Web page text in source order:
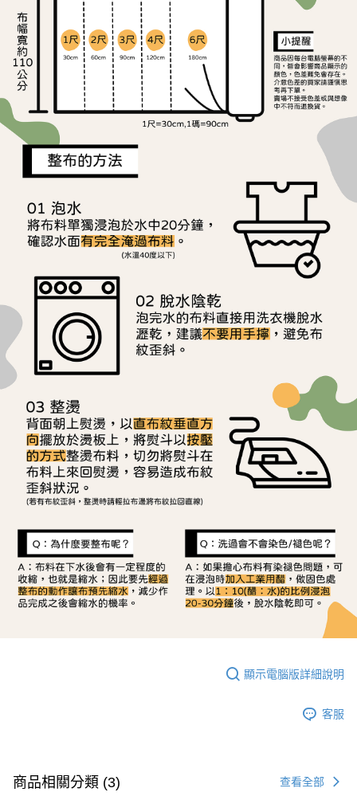
2.透過簡訊連結打開帳單後，可選擇「超商條碼／台灣大直營門市／銀行轉
帳／街口支付／iPASS MONEY」等通路繳費。
【注意事項】
1.本服務係由「台灣大哥大股份有限公司」（以下簡稱本公司）所提供，讓
用戶於交易時，得透過本服務購買商品或服務，並由商店將買賣／分期付款
買賣價金債權讓與本公司後，依約使用本公司帳單繳交帳款。
2.基於同意付款使用「大哥付你分期」之契約關係目的，商店將以您的個人
資料（包含姓名、電話或地址）提供予台灣大哥大進項蒐集、處理及利用，
由本公司與您本人進行分期帳單所需資料之確認、核對及更正。
3.完整用戶服務條款，請詳閱以下連結：
１．於結帳方式選擇「AFTEE先享後付」後，將跳轉至「AFTEE先享後付」
結帳頁面，進行簡訊認證並確認金額後，即可完成結帳。
２．訂單成立數日內，您將收到繳費通知簡訊。
３．收到繳費通知簡訊後14天內，點擊此簡訊中的連結，可透過四大超商／
ATM／網路銀行／等多元方式進行付款，方視為交易完成。
※ 請注意：結帳手續完成當下不需立刻繳費，但若您需要取消訂單，請聯絡
購買商品的店家。未經商家同意取消之訂單仍視為有效，需透過AFTEE先享
後付繳納相關費用。
※ 交易是否成功請以「AFTEE先享後付 」之結帳頁面顯示為準，若有關於
是否繳費成功／繳費後需取消欲退款等相關疑問，請聯繫「AFTEE先享後付
客戶支援中心」https://netprotections.freshdesk.com/support/home
【注意事項】
１．透過由恩沛科技股份有限公司提供之「AFTEE先享後付」服務完成之交
易，需依本服務之必要範圍內提供個人資料，並將交易相關給付款項請求債
權轉讓予恩沛科技股份有限公司。
２．關於個人資料處理事宜，請瀏覽以下網址：
https://aftee.tw/terms/#terms3
３．未成年的使用者請事先徵得法定代理人或監護人之同意方可使用
「AFTEE先享後付」，若未經同意申辦者引起之損失，本公司不負相關責
任。
４．使用「AFTEE先享後付」時，將依據個別帳號之用戶狀況，依本公司即
時審查核予不同之上限額度；若仍有額度不足之情形，本公司將視審查結果
請求用戶進行身份認證。
５．嚴禁一人註冊多個帳號或使用他人資訊註冊。若發現惡意使用之情形，
恩沛科技股份有限公司將有權停止該用戶之使用額度並採取法律行動。
7-11取貨付款
每筆NT$65，滿NT$1,500(含以上)免運費
宅配
每筆NT$150，滿NT$1,500(含以上)免運費
離島宅配
每筆NT$240
顯示電腦版詳細說明
客服
商品相關分類 (3) 查看全部